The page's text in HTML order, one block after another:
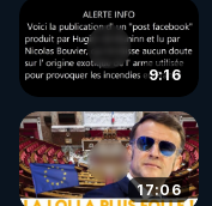
9:16
17:06